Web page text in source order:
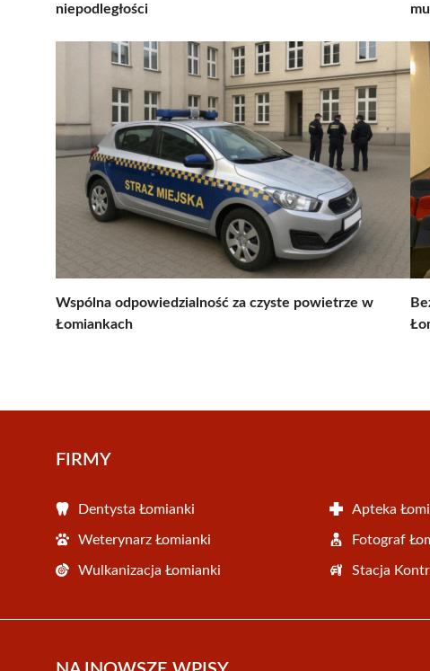
niepodległości
Wspólna odpowiedzialność za czyste powietrze w
Łomiankach
FIRMY
Dentysta Łomianki Apteka
Weterynarz Łomianki Fotograf
Wulkanizacja Łomianki Stacja